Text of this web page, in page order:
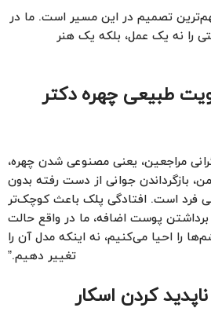
تصمیم در این مسیر است. ما در
را نه یک عمل، بلکه یک هنر
طبیعی چهره دکتر
مراجعین، یعنی مصنوعی شدن چهره،
بازگرداندن جوانی از دست رفته بدون
فرد است. افتادگی پلک باعث کوچک‌تر
پوست اضافه، ما در واقع حالت
را احیا می‌کنیم، نه اینکه مدل آن را
تغییر دهیم.”
کردن اسکار